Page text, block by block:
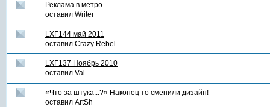
Реклама в метро
оставил Writer
LXF144 май 2011
оставил Crazy Rebel
LXF137 Ноябрь 2010
оставил Val
«Что за штука...?» Наконец то сменили дизайн!
оставил ArtSh